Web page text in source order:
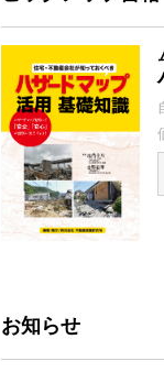
お知らせ